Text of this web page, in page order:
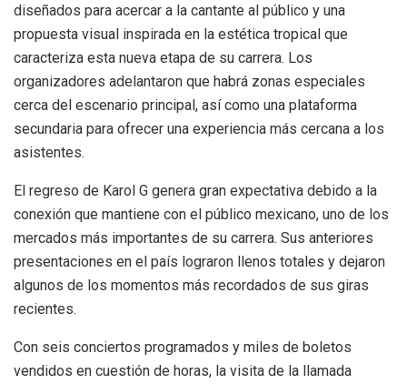
diseñados para acercar a la cantante al público y una
propuesta visual inspirada en la estética tropical que
caracteriza esta nueva etapa de su carrera. Los
organizadores adelantaron que habrá zonas especiales
cerca del escenario principal, así como una plataforma
secundaria para ofrecer una experiencia más cercana a los
asistentes.
El regreso de Karol G genera gran expectativa debido a la
conexión que mantiene con el público mexicano, uno de los
mercados más importantes de su carrera. Sus anteriores
presentaciones en el país lograron llenos totales y dejaron
algunos de los momentos más recordados de sus giras
recientes.
Con seis conciertos programados y miles de boletos
vendidos en cuestión de horas, la visita de la llamada